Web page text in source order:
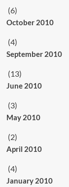
(6)
October 2010
(4)
September 2010
(13)
June 2010
(3)
May 2010
(2)
April 2010
(4)
January 2010